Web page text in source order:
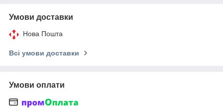
Умови доставки
Нова Пошта
Всі умови доставки
Умови оплати